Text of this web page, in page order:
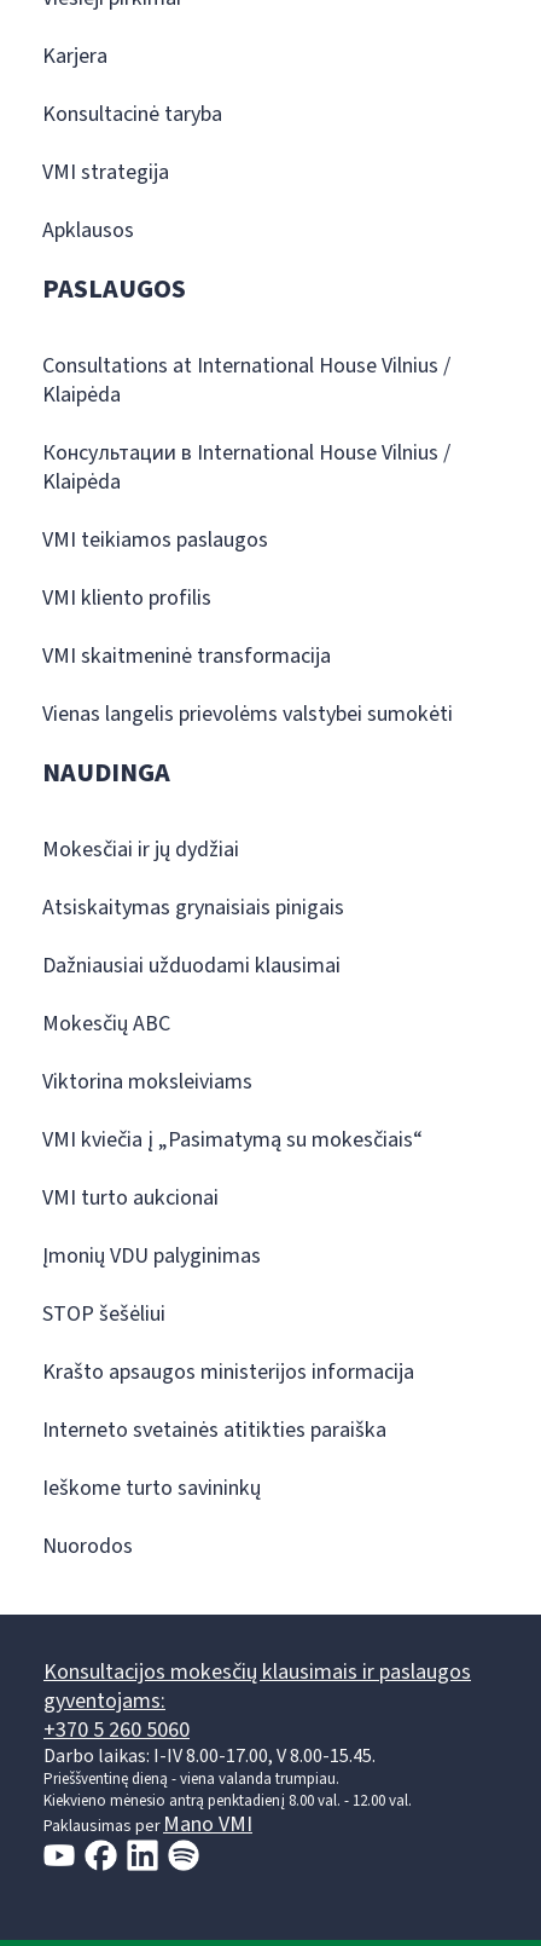
Karjera
Konsultacinė taryba
VMI strategija
Apklausos
PASLAUGOS
Consultations at International House Vilnius /
Klaipėda
Консультации в International House Vilnius /
Klaipėda
VMI teikiamos paslaugos
VMI kliento profilis
VMI skaitmeninė transformacija
Vienas langelis prievolėms valstybei sumokėti
NAUDINGA
Mokesčiai ir jų dydžiai
Atsiskaitymas grynaisiais pinigais
Dažniausiai užduodami klausimai
Mokesčių ABC
Viktorina moksleiviams
VMI kviečia į „Pasimatymą su mokesčiais“
VMI turto aukcionai
Įmonių VDU palyginimas
STOP šešėliui
Krašto apsaugos ministerijos informacija
Interneto svetainės atitikties paraiška
Ieškome turto savininkų
Nuorodos
Konsultacijos mokesčių klausimais ir paslaugos
gyventojams:
+370 5 260 5060
Darbo laikas: I-IV 8.00-17.00, V 8.00-15.45.
Prieššventinę dieną - viena valanda trumpiau.
Kiekvieno mėnesio antrą penktadienį 8.00 val. - 12.00 val.
Paklausimas per Mano VMI